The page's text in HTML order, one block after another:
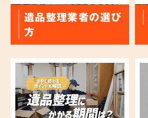
遺品整理業者の選び
方